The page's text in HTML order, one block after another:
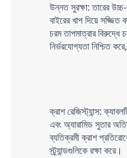
উন্নত সুরক্ষা: তারের
বাইরের খাপ দিয়ে সজ্জিত
চরম তাপমাত্রার বিরুদ্ধে
নির্ভরযোগ্যতা নিশ্চিত
ক্রাশ রেজিস্ট্যান্স:
এবং অ্যারামিড সুতার
ব্যতিক্রমী ক্রাশ
স্ট্র্যান্ডগুলিকে রক্ষা করে।